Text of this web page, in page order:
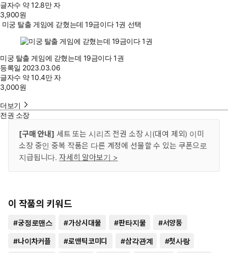
글자수 약 12.8만 자
3,900원
미궁 탈출 게임에 갇혔는데 19금이다 1권 선택
미궁 탈출 게임에 갇혔는데 19금이다 1권
등록일 2023.03.06
글자수 약 10.4만 자
3,000원
더보기
전권 소장
[구매 안내] 세트 또는 시리즈 전권 소장 시(대여 제외) 이미
소장 중인 중복 작품은 다른 계정에 선물할 수 있는 쿠폰으로
지급됩니다. 자세히 알아보기 >
이 작품의 키워드
#궁정로맨스 #가상시대물 #판타지물 #서양풍
#나이차커플 #로맨틱코미디 #삼각관계 #첫사랑